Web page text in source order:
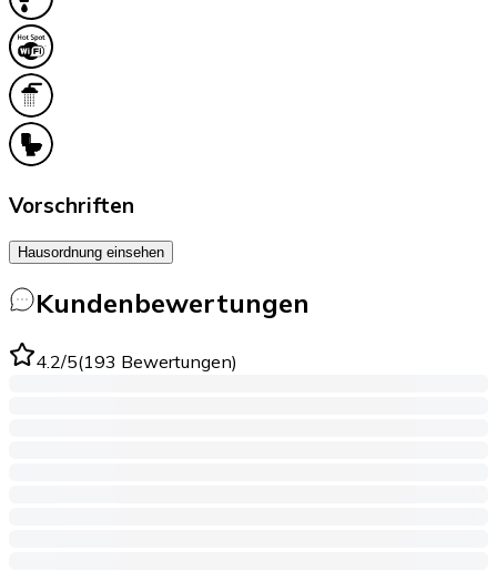
Vorschriften
Hausordnung einsehen
Kundenbewertungen
4.2/5(193 Bewertungen)